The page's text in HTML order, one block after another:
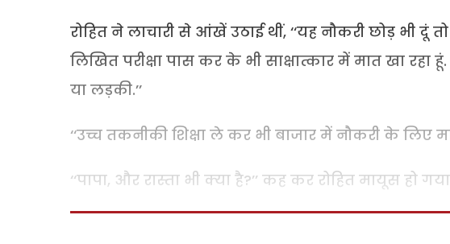
रोहित ने लाचारी से आंखें उठाई थीं, ‘‘यह नौकरी छोड़ भी
लिखित परीक्षा पास कर के भी साक्षात्कार में मात खा रहा
या लड़की.’’
‘‘उच्च तकनीकी शिक्षा ले कर भी बाजार में नौकरी के लिए
‘‘पापा, और रास्ता भी क्या है?’’ कह कर रोहित मायूस हो